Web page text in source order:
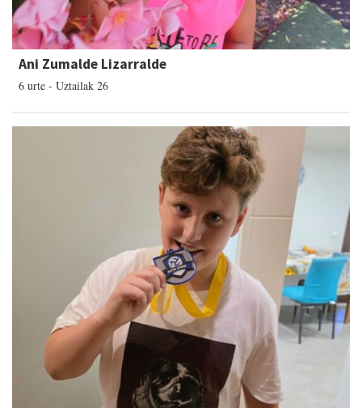
Ani Zumalde Lizarralde
6 urte - Uztailak 26